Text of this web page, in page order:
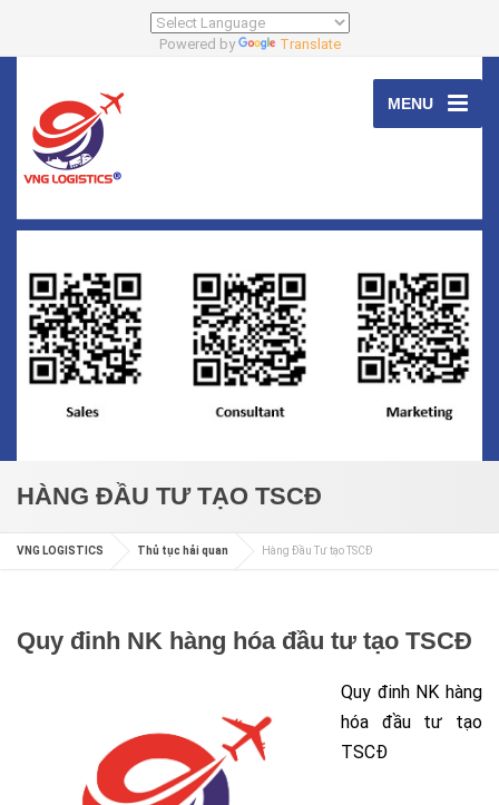
Powered by Translate
MENU
HÀNG ĐẦU TƯ TẠO TSCĐ
VNG LOGISTICS Thủ tục hải quan Hàng Đầu Tư tạo TSCĐ
Quy đinh NK hàng hóa đầu tư tạo TSCĐ
Quy đinh NK hàng
hóa đầu tư tạo
TSCĐ